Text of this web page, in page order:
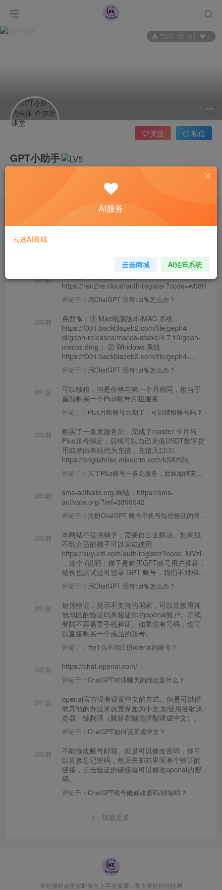
7200 161 1
GPT小助手
关注 私信
3年前
https://renzhe.cloud/auth/register?code=w08H
评论于： 用ChatGPT 没有tizi🪜怎么办？
3年前
免费🪜：① Mac电脑版本/MAC 系统：
https://f001.backblazeb2.com/file/geph4-
dl/geph-releases/macos-stable/4.7.10/geph-
macos.dmg； ② Windows 系统
https://f001.backblazeb2.com/file/geph4-
dl/geph-releases/windows-stable/4.7.10/geph-
windows-setup.exe
评论于： 用ChatGPT 没有tizi🪜怎么办？
3年前
可以续租，但是价格与第一个月相同，相当于
重新购买一个Plus账号月租服务
评论于： Plus月租账号到期了，可以续租账号吗？
3年前
购买了一条龙服务后，完成了master 卡片与
Plus账号绑定，后续可以自己充值USDT数字货
币或者由本站代为充值，充值入口👉🏻
https://englishrise.mikecrm.com/kSXzI2q
评论于： 买了Plus账号一条龙服务，后面如何充值？
3年前
sms-activate.org 网站：https://sms-
activate.org/?ref=3899542
评论于： 注册ChatGPT 账号手机号短信验证的网站是什么？
3年前
本网站不提供梯子，需要自己去解决。如果找
不到合适的梯子可以尝试使用
https://suyunti.com/auth/register?code=MVzl
，这个 (说明：梯子是购买GPT账号用户推荐，
站长也测试过可登录 GPT 账号，我们不对梯子
的任何性能做保证也不售卖梯子，有任何网络
或安装等问题去咨询梯子提供方，觉得不好用
也可不用。)
评论于： 用ChatGPT 没有tizi🪜怎么办？
3年前
短信验证，提示不支持的国家，可以直接用其
他地区的验证码来验证你的openai账户。后续
登陆不再需要手机验证。如果没有号码，也可
以直接购买一个成品的账号。
评论于： 为什么不能注册openai的账号？
3年前 https://chat.openai.com/
评论于： ChatGPT对话聊天的地址是什么？
3年前
openai官方没有设置中文的方式。但是可以借
助其他的办法来设置界面为中文,如使用谷歌浏
览器一键翻译（鼠标右键选择翻译成中文）。
评论于： ChatGPT如何设置成中文？
3年前
不能修改账号邮箱。但是可以修改密码，你可
以直接忘记密码，然后去邮箱里面有个验证的
链接，点击验证的链接就可以修改openai的密
码。
评论于： ChatGPT账号能修改密码/邮箱吗？
加载更多
本站课程由查尔斯亲自上手实操课，带大家轻松玩转网
AI服务
云选AI商城
云选商城 AI矩阵系统